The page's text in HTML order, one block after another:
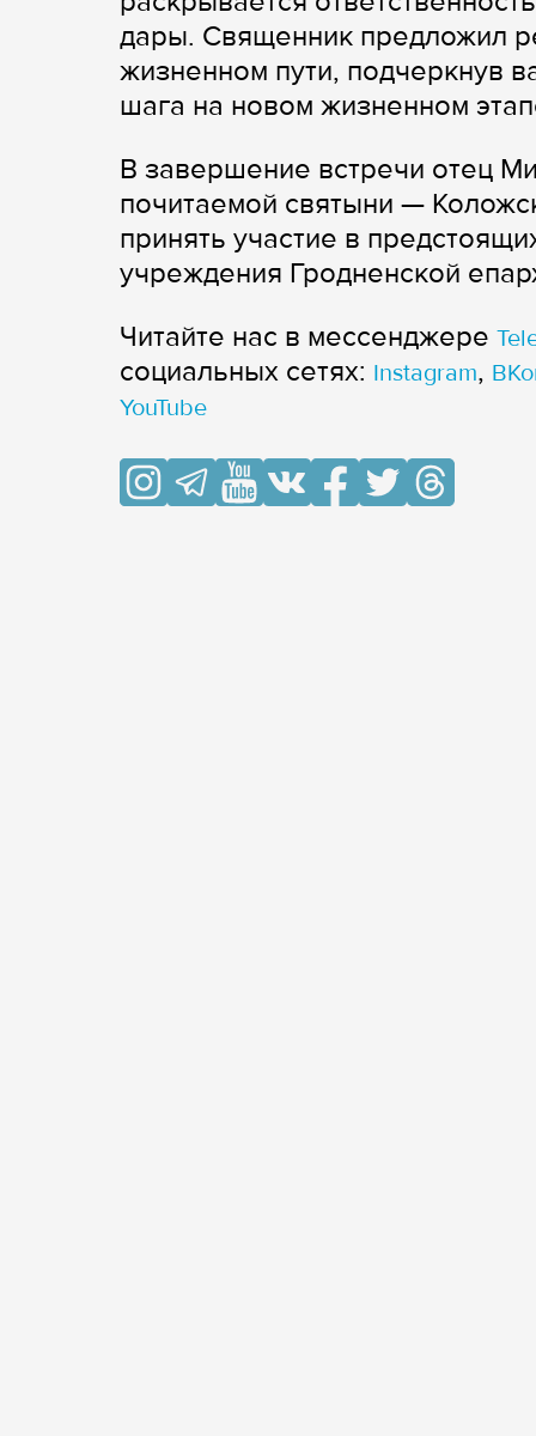
дары. Священник предложил
жизненном пути, подчеркнув
шага на новом жизненном
В завершение встречи отец
почитаемой святыни —
принять участие в
учреждения Гродненской
Читайте нас в мессенджере
cоциальных сетях: Instagram,
YouTube